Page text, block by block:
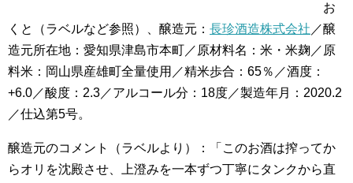
お
くと（ラベルなど参照）、醸造元： 長珍酒造株式会社 ／醸
造元所在地：愛知県津島市本町／原材料名：米・米麹／原
料米：岡山県産雄町全量使用／精米歩合：65％／酒度：
+6.0／酸度：2.3／アルコール分：18度／製造年月：2020.2
／仕込第5号。
醸造元のコメント（ラベルより）：「このお酒は搾ってか
らオリを沈殿させ、上澄みを一本ずつ丁寧にタンクから直